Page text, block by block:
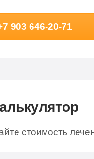
903 646-20-71
стоимость